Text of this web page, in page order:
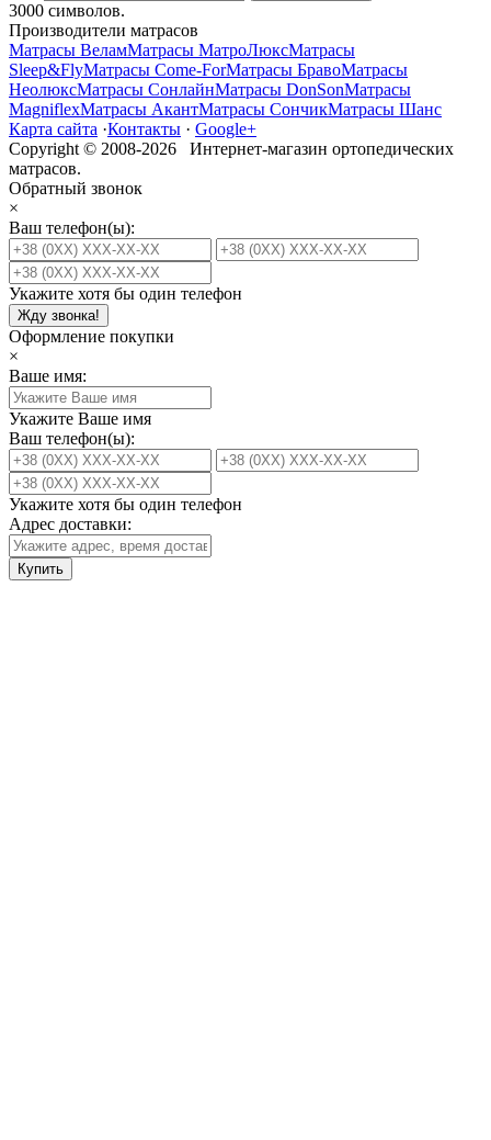
3000 символов.
Производители матрасов
Матрасы ВеламМатрасы МатроЛюксМатрасы
Sleep&FlyМатрасы Come-ForМатрасы БравоМатрасы
НеолюксМатрасы СонлайнМатрасы DonSonМатрасы
MagniflexМатрасы АкантМатрасы СончикМатрасы Шанс
Карта сайта ·Контакты · Google+
Copyright © 2008-2026 Интернет-магазин ортопедических
матрасов.
Обратный звонок
×
Ваш телефон(ы):
Укажите хотя бы один телефон
Жду звонка!
Оформление покупки
×
Ваше имя:
Укажите Ваше имя
Ваш телефон(ы):
Укажите хотя бы один телефон
Адрес доставки:
Купить